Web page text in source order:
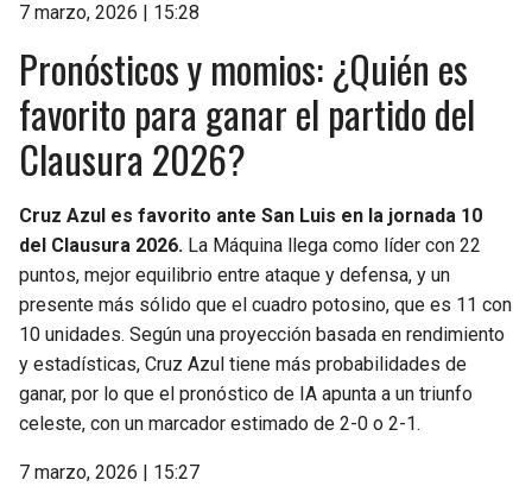
7 marzo, 2026 | 15:28
Pronósticos y momios: ¿Quién es
favorito para ganar el partido del
Clausura 2026?
Cruz Azul es favorito ante San Luis en la jornada 10
del Clausura 2026. La Máquina llega como líder con 22
puntos, mejor equilibrio entre ataque y defensa, y un
presente más sólido que el cuadro potosino, que es 11 con
10 unidades. Según una proyección basada en rendimiento
y estadísticas, Cruz Azul tiene más probabilidades de
ganar, por lo que el pronóstico de IA apunta a un triunfo
celeste, con un marcador estimado de 2-0 o 2-1.
7 marzo, 2026 | 15:27